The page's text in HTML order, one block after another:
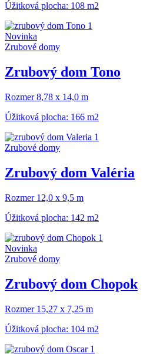
Úžitková plocha: 108 m2
Novinka
Zrubové domy
Zrubový dom Tono
Rozmer 8,78 x 14,0 m
Úžitková plocha: 166 m2
Zrubové domy
Zrubový dom Valéria
Rozmer 12,0 x 9,5 m
Úžitková plocha: 142 m2
Novinka
Zrubové domy
Zrubový dom Chopok
Rozmer 15,27 x 7,25 m
Úžitková plocha: 104 m2